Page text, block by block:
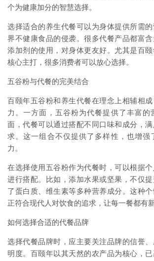
个为健康加分的智慧选择。
选择适合的养生代餐可以为身体提供所需
界不健康食品的侵袭。很多代餐产品都富
添加剂的使用，对身体更友好。尤其是百
核心主打，很多消费者可以放心选择。
五谷粉与代餐的完美结合
百颐年五谷粉和养生代餐在理念上相辅相
力。一方面，五谷粉为代餐提供了丰富的
面，代餐可以通过搭配不同口味和成分，
求。这一组合不仅提供了多样性，也增强
力。
在选择使用五谷粉作为代餐时，可以根据
进行搭配。比如，添加水果或坚果，不仅
了蛋白质、维生素等多种营养成分。这种个
正符合现代人对饮食的追求，让每一餐都有新
如何选择合适的代餐品牌
选择代餐品牌时，应主要关注品牌的信誉
明度。百颐年以其天然的农产品为核心，